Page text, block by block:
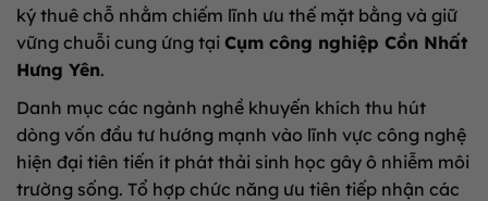
ký thuê chỗ nhằm chiếm lĩnh ưu thế mặt bằng và giữ
vững chuỗi cung ứng tại Cụm công nghiệp Cồn Nhất
Hưng Yên.
Danh mục các ngành nghề khuyến khích thu hút
dòng vốn đầu tư hướng mạnh vào lĩnh vực công nghệ
hiện đại tiên tiến ít phát thải sinh học gây ô nhiễm môi
trường sống. Tổ hợp chức năng ưu tiên tiếp nhận các